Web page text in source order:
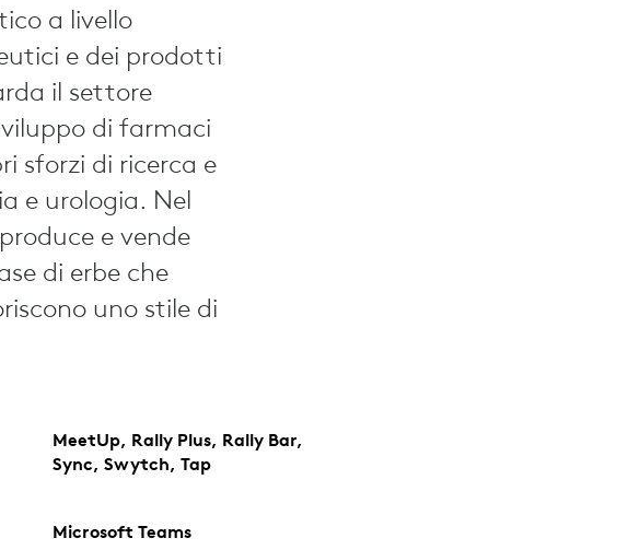
a livello
e dei prodotti
il settore
di farmaci
sforzi di ricerca e
e urologia. Nel
e vende
di erbe che
uno stile di
MeetUp, Rally Plus, Rally Bar,
Sync, Swytch, Tap
Microsoft Teams